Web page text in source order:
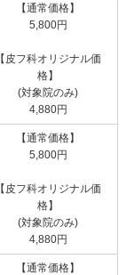
【通常価格】
5,800円
【皮フ科オリジナル価
格】
(対象院のみ)
4,880円
【通常価格】
5,800円
【皮フ科オリジナル価
格】
(対象院のみ)
4,880円
【通常価格】